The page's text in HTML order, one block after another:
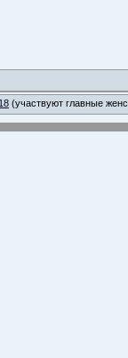
(участвуют главные